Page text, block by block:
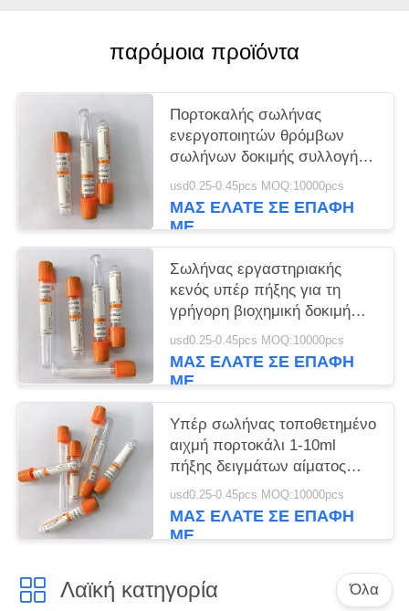
παρόμοια προϊόντα
Πορτοκαλής σωλήνας
ενεργοποιητών θρόμβων
σωλήνων δοκιμής συλλογής
δειγμάτων πήξης
usd0.25-0.45pcs MOQ:10000pcs
ΜΑΣ ΕΛΆΤΕ ΣΕ ΕΠΑΦΉ
ΜΕ
Σωλήνας εργαστηριακής
κενός υπέρ πήξης για τη
γρήγορη βιοχημική δοκιμή
ορών
usd0.25-0.45pcs MOQ:10000pcs
ΜΑΣ ΕΛΆΤΕ ΣΕ ΕΠΑΦΉ
ΜΕ
Υπέρ σωλήνας τοποθετημένο
αιχμή πορτοκάλι 1-10ml
πήξης δειγμάτων αίματος
μιάς χρήσεως
usd0.25-0.45pcs MOQ:10000pcs
ΜΑΣ ΕΛΆΤΕ ΣΕ ΕΠΑΦΉ
ΜΕ
Λαϊκή κατηγορία Όλα